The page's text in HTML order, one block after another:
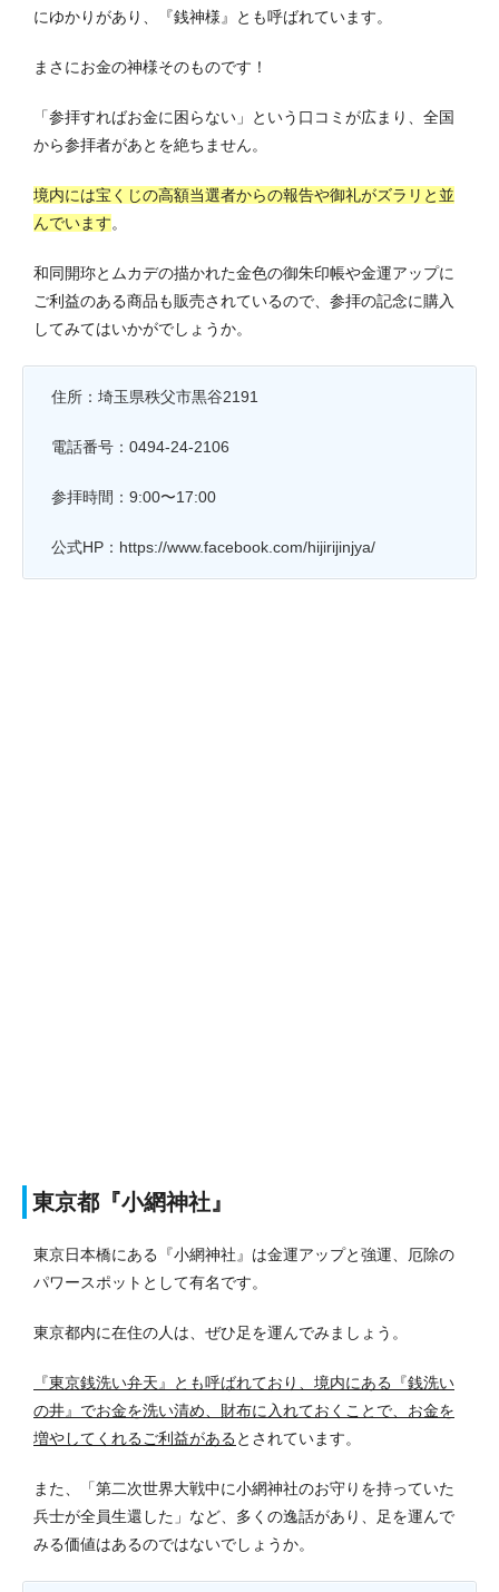
にゆかりがあり、『銭神様』とも呼ばれています。
まさにお金の神様そのものです！
「参拝すればお金に困らない」という口コミが広まり、全国
から参拝者があとを絶ちません。
境内には宝くじの高額当選者からの報告や御礼がズラリと並
んでいます。
和同開珎とムカデの描かれた金色の御朱印帳や金運アップに
ご利益のある商品も販売されているので、参拝の記念に購入
してみてはいかがでしょうか。
住所：埼玉県秩父市黒谷2191
電話番号：0494-24-2106
参拝時間：9:00〜17:00
公式HP：https://www.facebook.com/hijirijinjya/
東京都『小網神社』
東京日本橋にある『小網神社』は金運アップと強運、厄除の
パワースポットとして有名です。
東京都内に在住の人は、ぜひ足を運んでみましょう。
『東京銭洗い弁天』とも呼ばれており、境内にある『銭洗い
の井』でお金を洗い清め、財布に入れておくことで、お金を
増やしてくれるご利益がある とされています。
また、「第二次世界大戦中に小網神社のお守りを持っていた
兵士が全員生還した」など、多くの逸話があり、足を運んで
みる価値はあるのではないでしょうか。